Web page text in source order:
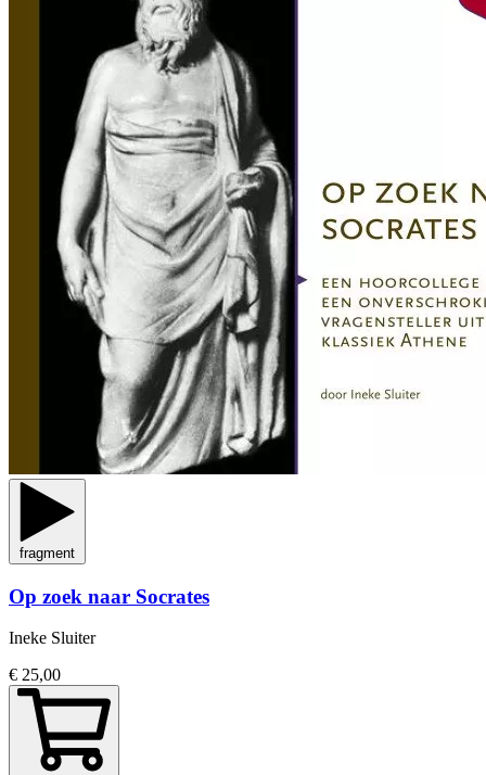
fragment
Op zoek naar Socrates
Ineke Sluiter
€ 25,00